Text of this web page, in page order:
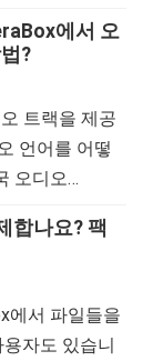
에서 오
?
트랙을 제공
언어를 어떻
오디오…
합나요? 팩
에서 파일들을
자도 있습니